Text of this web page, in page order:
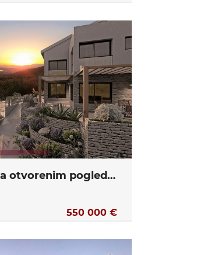
Zemljište sa otvorenim pogledom za gradnju vile, plaćene komunalije i prijavljeno gradilište
550 000 €